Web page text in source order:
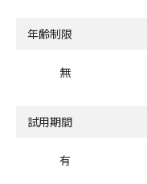
年齢制限
無
試用期間
有